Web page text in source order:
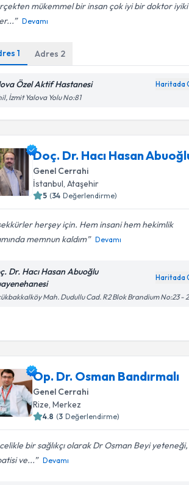
mükemmel bir insan çok iyi bir doktor iyiki
Devamı
1 Adres 2
Özel Aktif Hastanesi Haritada
İzmit Yalova Yolu No:81
Doç. Dr. Hacı Hasan
Genel Cerrahi
İstanbul,Ataşehir
5 (34 Değerlendirme)
herşey için. Hem insani hem hekimlik
memnun kaldım
Devamı
Dr. Hacı Hasan Abuoğlu
Haritada
Mah. Dudullu Cad. R2 Blok Brandium No:23 -
Op. Dr. Osman Bandırmalı
Genel Cerrahi
Rize ,Merkez
4.8 (3 Değerlendirme)
bir sağlıkçı olarak Dr Osman Beyi yeteneği,
ve...
Devamı